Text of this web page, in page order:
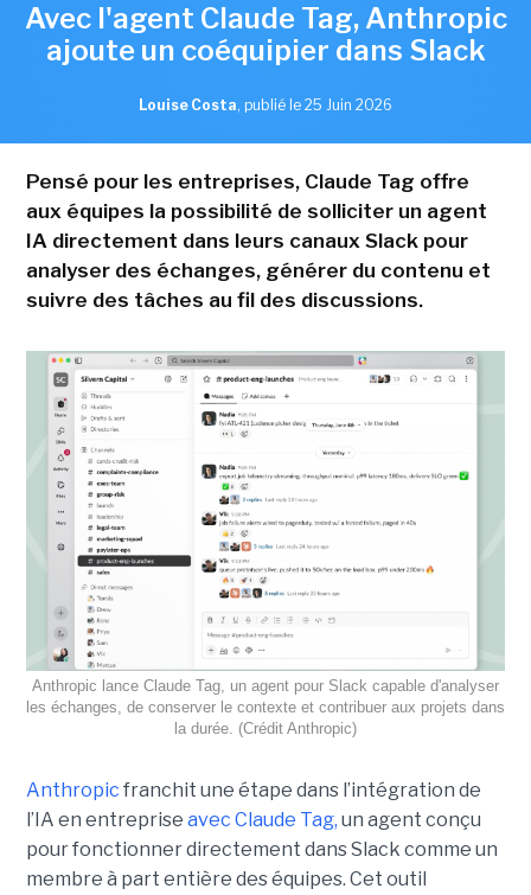
Avec l'agent Claude Tag, Anthropic
ajoute un coéquipier dans Slack
Louise Costa, publié le 25 Juin 2026
Pensé pour les entreprises, Claude Tag offre
aux équipes la possibilité de solliciter un agent
IA directement dans leurs canaux Slack pour
analyser des échanges, générer du contenu et
suivre des tâches au fil des discussions.
Anthropic lance Claude Tag, un agent pour Slack capable d'analyser
les échanges, de conserver le contexte et contribuer aux projets dans
la durée. (Crédit Anthropic)
Anthropic franchit une étape dans l’intégration de
l’IA en entreprise avec Claude Tag, un agent conçu
pour fonctionner directement dans Slack comme un
membre à part entière des équipes. Cet outil